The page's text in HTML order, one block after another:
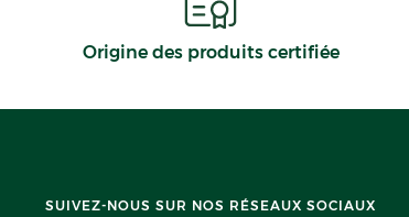
Origine des produits certifiée
SUIVEZ-NOUS SUR NOS RÉSEAUX SOCIAUX